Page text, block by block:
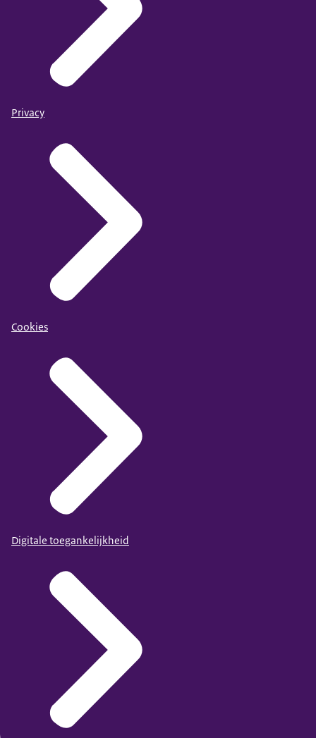
Privacy
Cookies
Digitale toegankelijkheid